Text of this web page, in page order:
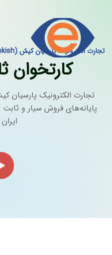
تجارت الکترونیک پارسیان کیش (topkish)
کارتخوان
تجارت الکترونیک پارسیان
پایانه‌های فروش سیار و ثابت